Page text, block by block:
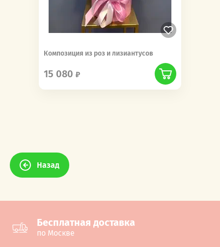
Композиция из роз и лизиантусов
15 080
Назад
Бесплатная доставка
по Москве